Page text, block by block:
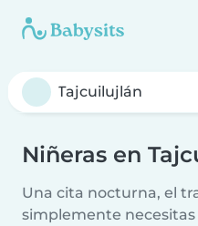
Niñeras en
Una cita nocturna, el
simplemente